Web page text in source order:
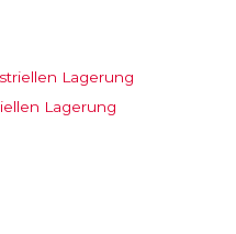
Lagerung